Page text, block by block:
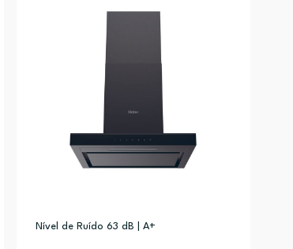
Nível de Ruído 63 dB | A+